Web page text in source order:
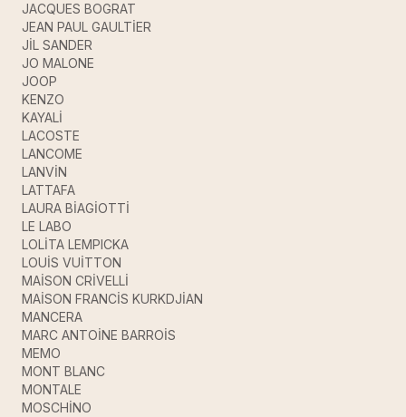
JACQUES BOGRAT
JEAN PAUL GAULTİER
JİL SANDER
JO MALONE
JOOP
KENZO
KAYALİ
LACOSTE
LANCOME
LANVİN
LATTAFA
LAURA BİAGİOTTİ
LE LABO
LOLİTA LEMPICKA
LOUİS VUİTTON
MAİSON CRİVELLİ
MAİSON FRANCİS KURKDJİAN
MANCERA
MARC ANTOİNE BARROİS
MEMO
MONT BLANC
MONTALE
MOSCHİNO